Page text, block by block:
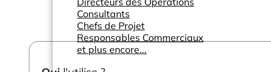
Consultants
Chefs de Projet
Responsables Commerciaux
et plus encore...